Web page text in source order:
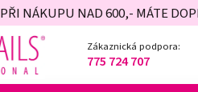
PŘI NÁKUPU NAD 600,- MÁTE
Zákaznická podpora:
775 724 707